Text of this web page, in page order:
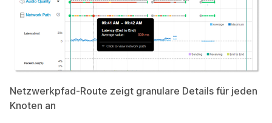
Netzwerkpfad-Route zeigt granulare Details für jeden
Knoten an